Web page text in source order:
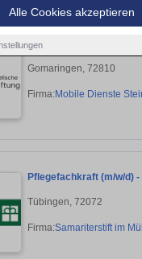
Alle Cookies akzeptieren
Pflegefachkraft (m/w/d)
Gomaringen, 72810
Firma:Mobile Dienste
Pflegefachkraft (m/w/d)
Tübingen, 72072
Firma:Samariterstift im